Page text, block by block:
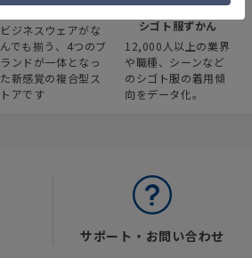
スーツスクエア
ビジネスウェアがな
んでも揃う、4つのブ
ランドが一体となっ
た新感覚の複合型ス
トアです
みんなの
シゴト服ずかん
12,000人以上の業界
や職種、シーンなど
のシゴト服の着用傾
向をデータ化。
サポート・お問い合わせ